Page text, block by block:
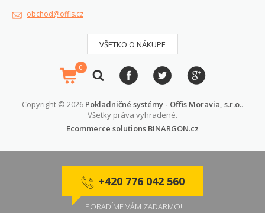
obchod@offis.cz
VŠETKO O NÁKUPE
0
Copyright © 2026 Pokladničné systémy - Offis Moravia, s.r.o..
Všetky práva vyhradené.
Ecommerce solutions BINARGON.cz
+420 776 042 560
PORADÍME VÁM ZADARMO!